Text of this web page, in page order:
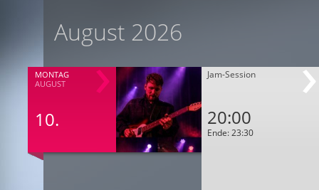
August 2026
MONTAG
AUGUST
10.
Jam-Session
20:00
Ende: 23:30